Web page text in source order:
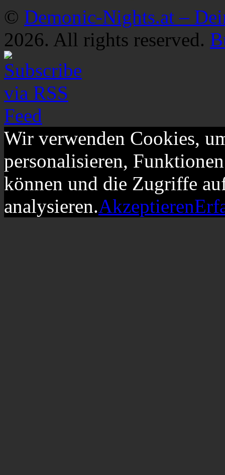
© Demonic-Nights.at –
2026. All rights reserved.
Wir verwenden Cookies,
personalisieren,
können und die Zugriffe
analysieren.Akzeptieren